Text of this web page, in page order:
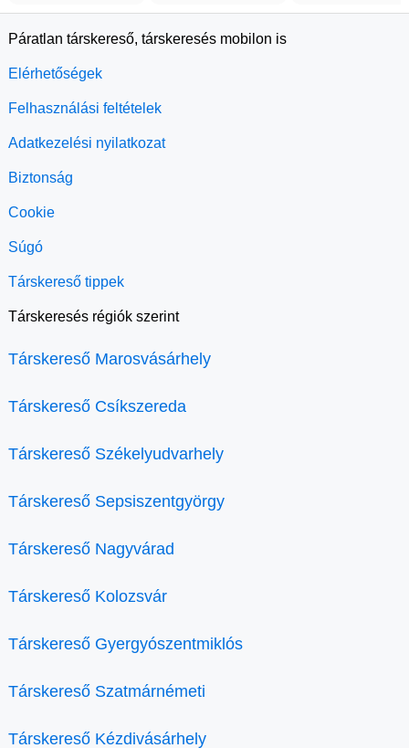
Páratlan társkereső, társkeresés mobilon is
Elérhetőségek
Felhasználási feltételek
Adatkezelési nyilatkozat
Biztonság
Cookie
Súgó
Társkereső tippek
Társkeresés régiók szerint
Társkereső Marosvásárhely
Társkereső Csíkszereda
Társkereső Székelyudvarhely
Társkereső Sepsiszentgyörgy
Társkereső Nagyvárad
Társkereső Kolozsvár
Társkereső Gyergyószentmiklós
Társkereső Szatmárnémeti
Társkereső Kézdivásárhely